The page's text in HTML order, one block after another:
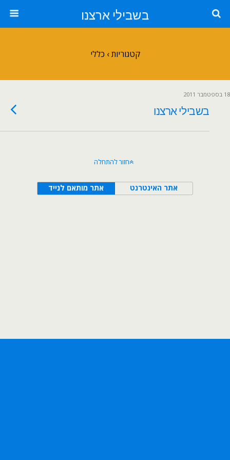
בשבילי ארצנו
קטגוריות › כללי
18 בספטמבר 2011
בשבילי ארצנו
חזור להתחלה
אתר מותאם לנייד אתר האינטרנט